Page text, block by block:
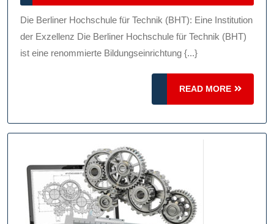
Für
(BHT):
Und
2025
Die Berliner Hochschule für Technik (BHT): Eine Institution
der Exzellenz Die Berliner Hochschule für Technik (BHT)
ist eine renommierte Bildungseinrichtung {...}
READ MORE
READ
MORE